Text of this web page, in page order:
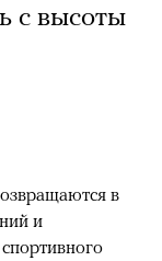
с высоты
в
и